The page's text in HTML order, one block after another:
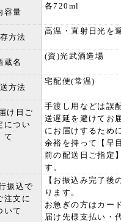
容量
各720ml
方法
高温・直射日光を
蔵名
(資)光武酒造場
方法
宅配便(常温)
け日ご
につい
て
手渡し用などは誤
送遅延を避けてお
にお届けするため
余裕を持って【早
前の配送日ご指定
す。
振込で
注文に
いて
【お振込み完了後
ります。
お急ぎの方はカー
届け先様支払い・